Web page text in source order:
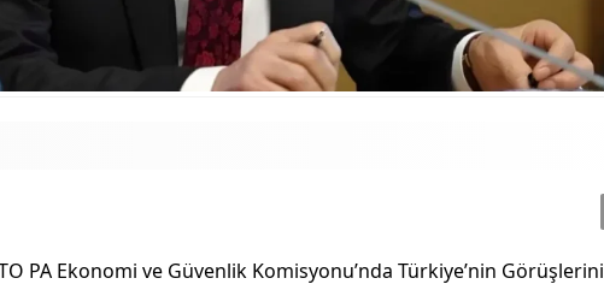
PA Ekonomi ve Güvenlik Komisyonu’nda Türkiye’nin Görüşlerini